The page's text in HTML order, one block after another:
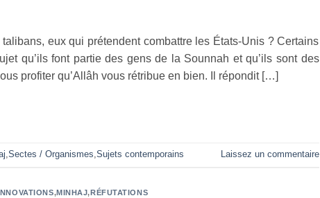
eux qui prétendent combattre les États-Unis ? Certains
qu’ils font partie des gens de la Sounnah et qu’ils sont des
profiter qu’Allâh vous rétribue en bien. Il répondit […]
,Sectes / Organismes,Sujets contemporains Laissez un commentaire
,MINHAJ,RÉFUTATIONS